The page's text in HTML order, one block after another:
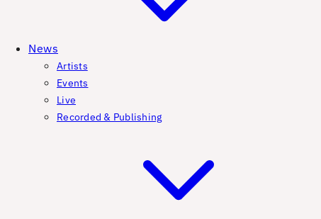
News
Artists
Events
Live
Recorded & Publishing